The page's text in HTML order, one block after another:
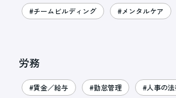
#チームビルディング #メンタルケア
労務
#賃金／給与 #勤怠管理 #人事の